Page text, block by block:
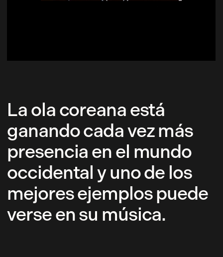
La ola coreana está
ganando cada vez más
presencia en el mundo
occidental y uno de los
mejores ejemplos puede
verse en su música.